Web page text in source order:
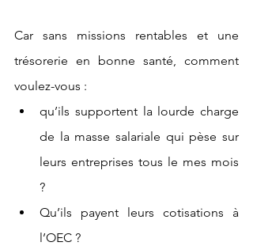
Car sans missions rentables et une
trésorerie en bonne santé, comment
voulez-vous :
qu’ils supportent la lourde charge
de la masse salariale qui pèse sur
leurs entreprises tous le mes mois
?
Qu’ils payent leurs cotisations à
l’OEC ?